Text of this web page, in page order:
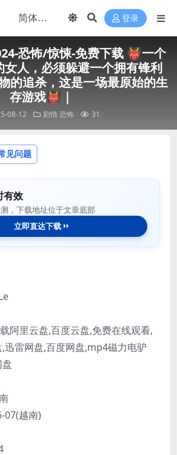
登录
恐怖/惊悚-免费下载 👹一个
人，必须躲避一个拥有锋利
的追杀，这是一场最原始的生
存游戏👹｜
08-12 剧情 恐怖 31
见问题
有效
，下载地址位于文章底部
立即直达下载
阿里云盘,百度云盘,免费在线观看,
迅雷网盘,百度网盘,mp4磁力电驴
07(越南)